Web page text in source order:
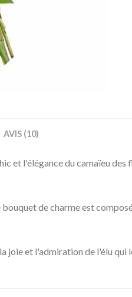
AVIS (10)
et l'élégance du camaïeu
de charme est
joie et l'admiration de l'élu qui